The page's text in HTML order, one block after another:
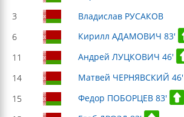
3
Владислав РУСАКОВ
6
Кирилл АДАМОВИЧ 83'
11
Андрей ЛУЦКОВИЧ 46'
14
Матвей ЧЕРНЯВСКИЙ 46'
15
Федор ПОБОРЦЕВ 83'